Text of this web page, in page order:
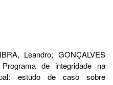
Leandro; GONÇALVES
de integridade na
estudo de caso sobre